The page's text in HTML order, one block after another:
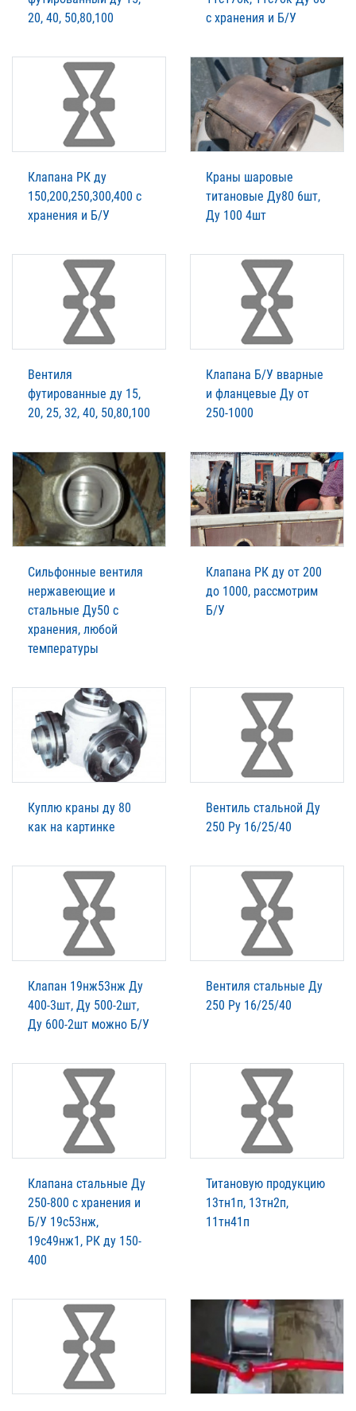
20, 40, 50,80,100
с хранения и Б/У
Клапана РК ду
150,200,250,300,400 с
хранения и Б/У
Краны шаровые
титановые Ду80 6шт,
Ду 100 4шт
Вентиля
футированные ду 15,
20, 25, 32, 40, 50,80,100
Клапана Б/У вварные
и фланцевые Ду от
250-1000
Сильфонные вентиля
нержавеющие и
стальные Ду50 с
хранения, любой
температуры
Клапана РК ду от 200
до 1000, рассмотрим
Б/У
Куплю краны ду 80
как на картинке
Вентиль стальной Ду
250 Ру 16/25/40
Клапан 19нж53нж Ду
400-3шт, Ду 500-2шт,
Ду 600-2шт можно Б/У
Вентиля стальные Ду
250 Ру 16/25/40
Клапана стальные Ду
250-800 с хранения и
Б/У 19с53нж,
19с49нж1, РК ду 150-
400
Титановую продукцию
13тн1п, 13тн2п,
11тн41п